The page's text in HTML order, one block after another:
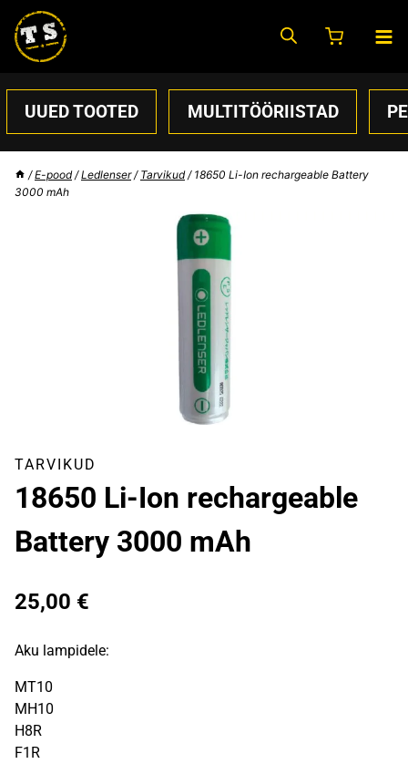
content
UUED TOOTED MULTITÖÖRIISTAD
/ E-pood / Ledlenser / Tarvikud / 18650 Li-Ion rechargeable Battery
3000 mAh
TARVIKUD
18650 Li-Ion rechargeable
Battery 3000 mAh
25,00 €
Aku lampidele:
MT10
MH10
H8R
F1R